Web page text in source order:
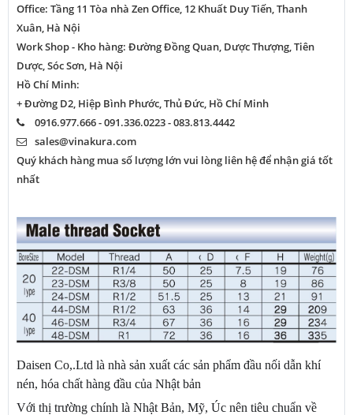
Office: Tầng 11 Tòa nhà Zen Office, 12 Khuất Duy Tiến, Thanh
Xuân, Hà Nội
Work Shop - Kho hàng: Đường Đồng Quan, Dược Thượng, Tiên
Dược, Sóc Sơn, Hà Nội
Hồ Chí Minh:
+ Đường D2, Hiệp Bình Phước, Thủ Đức, Hồ Chí Minh
0916.977.666 - 091.336.0223 - 083.813.4442
sales@vinakura.com
Quý khách hàng mua số lượng lớn vui lòng liên hệ để nhận giá tốt
nhất
Daisen Co,.Ltd là nhà sản xuất các sản phẩm đầu nối dẫn khí
nén, hóa chất hàng đầu của Nhật bản
Với thị trường chính là Nhật Bản, Mỹ, Úc nên tiêu chuẩn về